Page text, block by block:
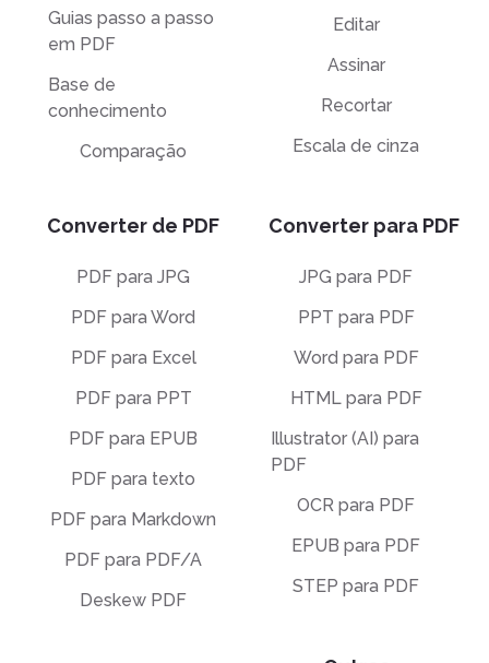
Guias passo a passo
em PDF
Base de
conhecimento
Comparação
Editar
Assinar
Recortar
Escala de cinza
Converter de PDF
PDF para JPG
PDF para Word
PDF para Excel
PDF para PPT
PDF para EPUB
PDF para texto
PDF para Markdown
PDF para PDF/A
Deskew PDF
Converter para PDF
JPG para PDF
PPT para PDF
Word para PDF
HTML para PDF
Illustrator (AI) para
PDF
OCR para PDF
EPUB para PDF
STEP para PDF